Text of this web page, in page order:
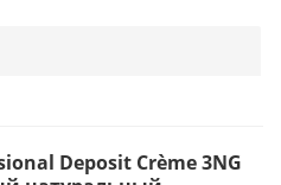
Deposit Crème 3NG